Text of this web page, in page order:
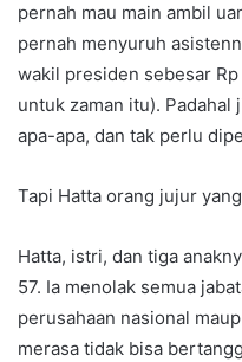
pernah mau main ambil
pernah menyuruh
wakil presiden sebesar
untuk zaman itu).
apa-apa, dan tak perlu
Tapi Hatta orang jujur
Hatta, istri, dan tiga
57. Ia menolak semua
perusahaan nasional
merasa tidak bisa